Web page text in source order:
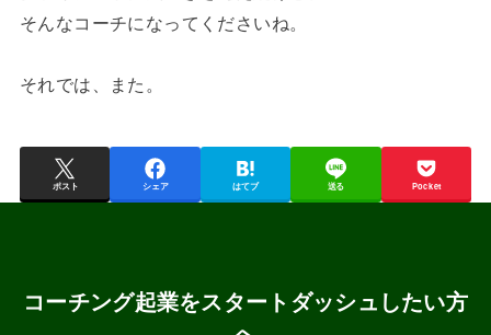
そんなコーチになってくださいね。
それでは、また。
ポスト シェア はてブ 送る Pocket
コーチング起業をスタートダッシュしたい方